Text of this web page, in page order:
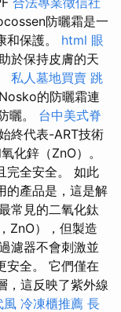
防曬霜是一
和保護。 html 眼
於保持皮膚的天
私人墓地買賣 跳
Nosko的防曬霜連
曬。 台中美式脊
終代表-ART技術
化鋅（ZnO）。
完全安全。 如此
的產品是，這是解
常見的二氧化鈦
ZnO），但製造
濾器不會刺激並
安全。 它們僅在
，這反映了紫外線
風 冷凍櫃推薦 長